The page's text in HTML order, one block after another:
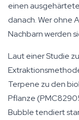
einen
danach. Wer ohne
Nachbarn werden
Laut einer Studie
Terpene zu den
Pflanze
Bubble tendiert